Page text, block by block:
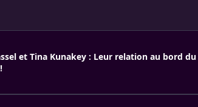
et Tina Kunakey : Leur relation au bord